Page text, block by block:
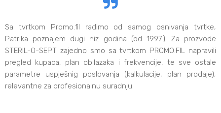
Sa tvrtkom Promo.fil radimo od samog osnivanja tvrtke,
Patrika poznajem dugi niz godina (od 1997.). Za prozvode
STERIL-O-SEPT zajedno smo sa tvrtkom PROMO.FIL napravili
pregled kupaca, plan obilazaka i frekvencije, te sve ostale
parametre uspješnig poslovanja (kalkulacije, plan prodaje),
relevantne za profesionalnu suradnju.